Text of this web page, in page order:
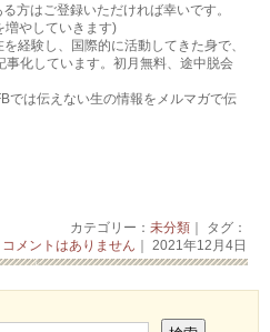
方はご登録いただければ幸いです。
増やしていきます)
経験し、国際的に活動してきた身で、
事化しています。初月無料、途中脱会
では伝えない生の情報をメルマガで伝
カテゴリー： 未分類｜ タグ：
コメントはありません ｜ 2021年12月4日